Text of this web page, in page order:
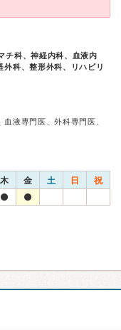
チ科、神経内科、血液内
科、整形外科、リハビリ
液専門医、外科専門医、
木 金 土 日 祝